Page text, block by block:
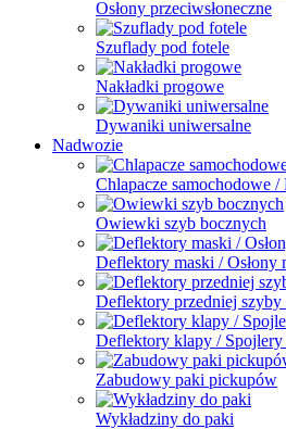
Osłony przeciwsłoneczne
Szuflady pod fotele
Nakładki progowe
Dywaniki uniwersalne
Nadwozie
Chlapacze samochodowe
Owiewki szyb bocznych
Deflektory maski / Osłony
Deflektory przedniej
Deflektory klapy /
Zabudowy paki pickupów
Wykładziny do paki